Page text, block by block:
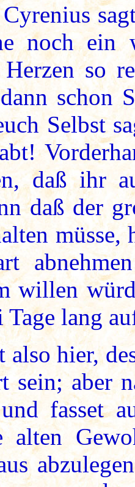
noch ein
so
schon
Selbst
daß ihr
daß der
müsse,
willen
Tage lang
also hier,
sein; aber
fasset
alten